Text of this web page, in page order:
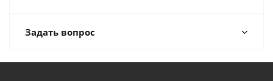
Задать вопрос